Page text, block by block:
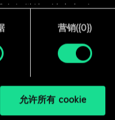
备好继续，请点击"确
营销({0})
允许所有 cookie